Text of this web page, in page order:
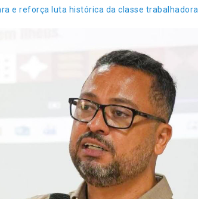
e reforça luta histórica da classe trabalhadora